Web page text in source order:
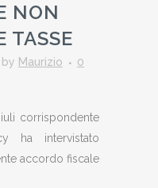
NON
TASSE
by Maurizio
0
corrispondente
ha intervistato
accordo fiscale